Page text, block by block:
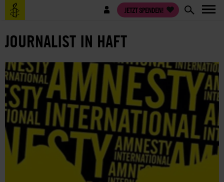
Direkt
zum
Benutzermenü JETZT SPENDEN!
JOURNALIST IN HAFT